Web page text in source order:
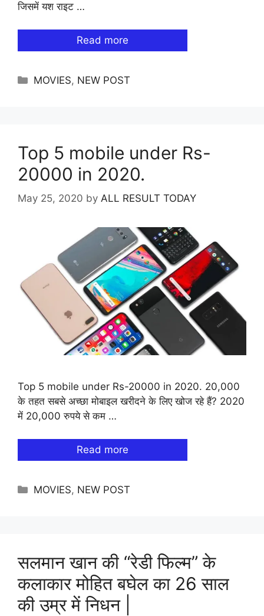
जिसमें यश राइट …
Read more
Categories
MOVIES, NEW POST
Top 5 mobile under Rs-
20000 in 2020.
May 25, 2020 by ALL RESULT TODAY
Top 5 mobile under Rs-20000 in 2020. 20,000
के तहत सबसे अच्छा मोबाइल खरीदने के लिए खोज रहे हैं? 2020
में 20,000 रुपये से कम …
Read more
Categories
MOVIES, NEW POST
सलमान खान की “रेडी फिल्म” के
कलाकार मोहित बघेल का 26 साल
की उम्र में निधन |